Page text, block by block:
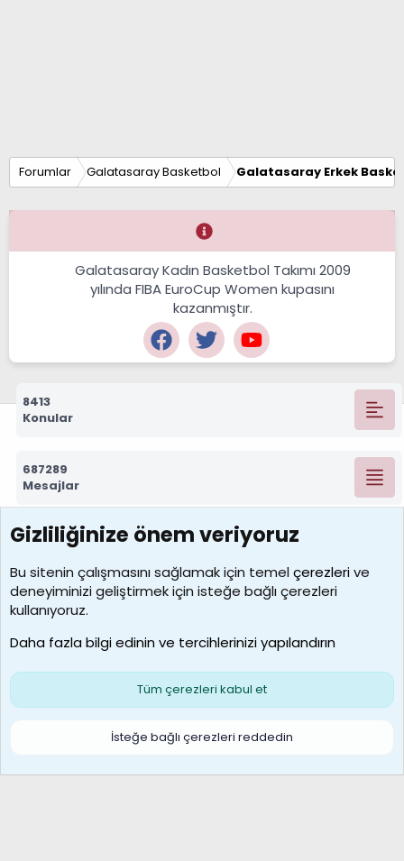
Forumlar Galatasaray Basketbol Galatasaray Erkek
Galatasaray Kadın Basketbol Takımı 2009
yılında FIBA EuroCup Women kupasını
kazanmıştır.
8413
Konular
687289
Mesajlar
7389
Kullanıcılar
idriskaancelik
Son üye
Çerezler
S
Gizliliğinize önem veriyoruz
Bu sitenin çalışmasını sağlamak için temelçerezlerive
deneyiminizi geliştirmek için isteğe bağlı çerezleri
kullanıyoruz.
Daha fazla bilgi edinin ve tercihlerinizi yapılandırın
Tüm çerezleri kabul et
İsteğe bağlı çerezleri reddedin